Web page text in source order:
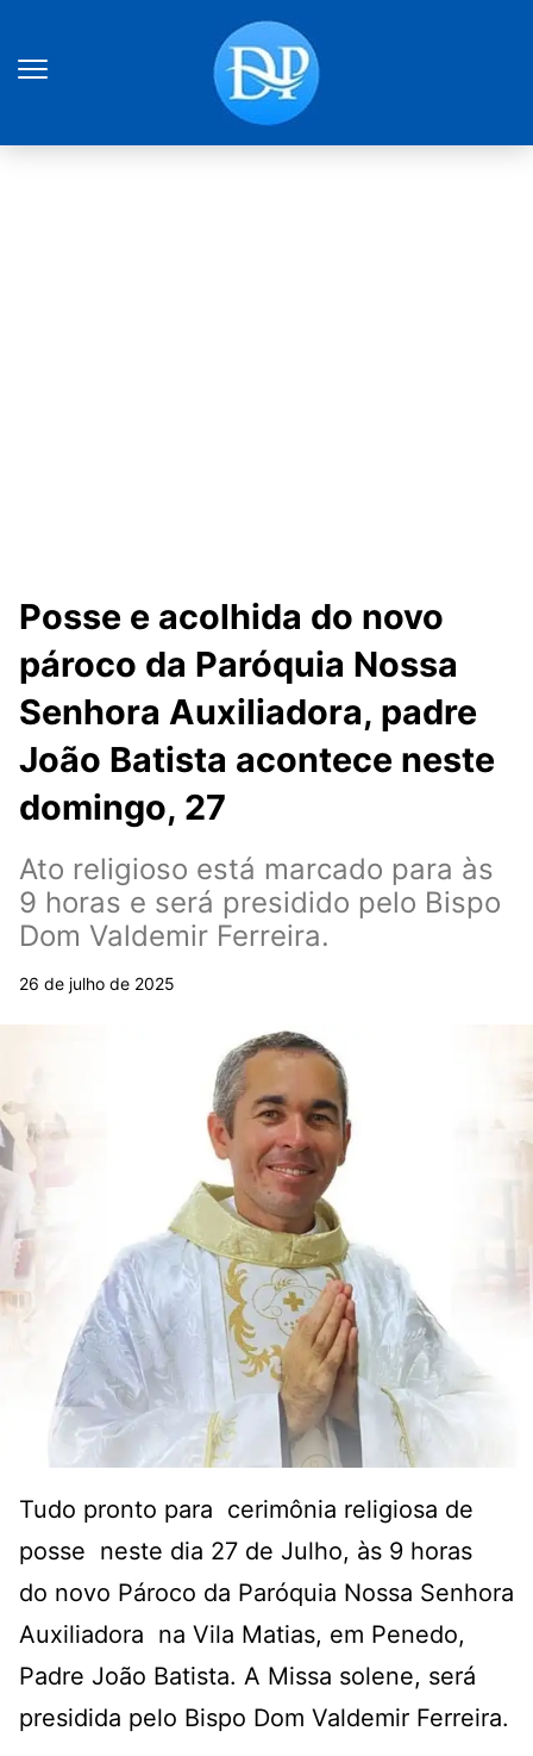
Posse e acolhida do novo
pároco da Paróquia Nossa
Senhora Auxiliadora, padre
João Batista acontece neste
domingo, 27
Ato religioso está marcado para às
9 horas e será presidido pelo Bispo
Dom Valdemir Ferreira.
26 de julho de 2025
Tudo pronto para cerimônia religiosa de
posse neste dia 27 de Julho, às 9 horas
do novo Pároco da Paróquia Nossa Senhora
Auxiliadora na Vila Matias, em Penedo,
Padre João Batista. A Missa solene, será
presidida pelo Bispo Dom Valdemir Ferreira.